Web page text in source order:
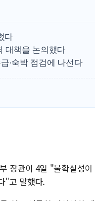
다
대책을 논의했다
·숙박 점검에 나선다
장관이 4일 "불확실성
"고 말했다.